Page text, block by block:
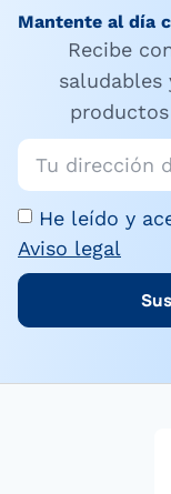
Mantente al día
Recibe
saludables
He leído y
Aviso legal